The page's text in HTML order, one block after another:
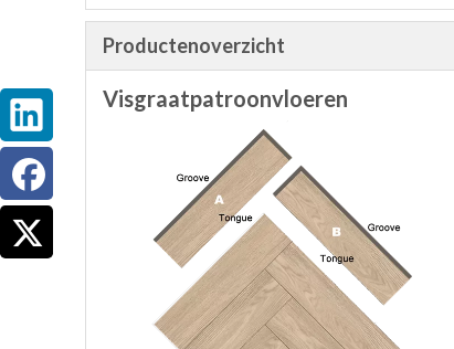
Productenoverzicht
Visgraatpatroonvloeren